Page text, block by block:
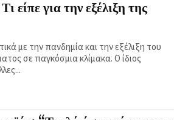
είπε για την εξέλιξη της
με την πανδημία και την εξέλιξη του
σε παγκόσμια κλίμακα. Ο ίδιος